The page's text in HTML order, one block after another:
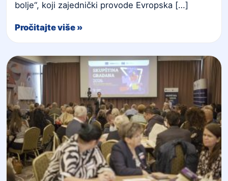
bolje“, koji zajednički provode Evropska […]
Pročitajte više »